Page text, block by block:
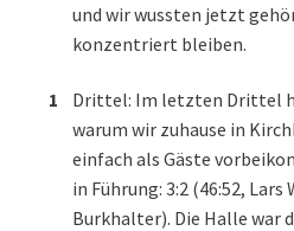
und wir wussten jetzt
konzentriert bleiben.
Drittel: Im letzten Drittel
warum wir zuhause in
einfach als Gäste
in Führung: 3:2 (46:52, Lars
Burkhalter). Die Halle war